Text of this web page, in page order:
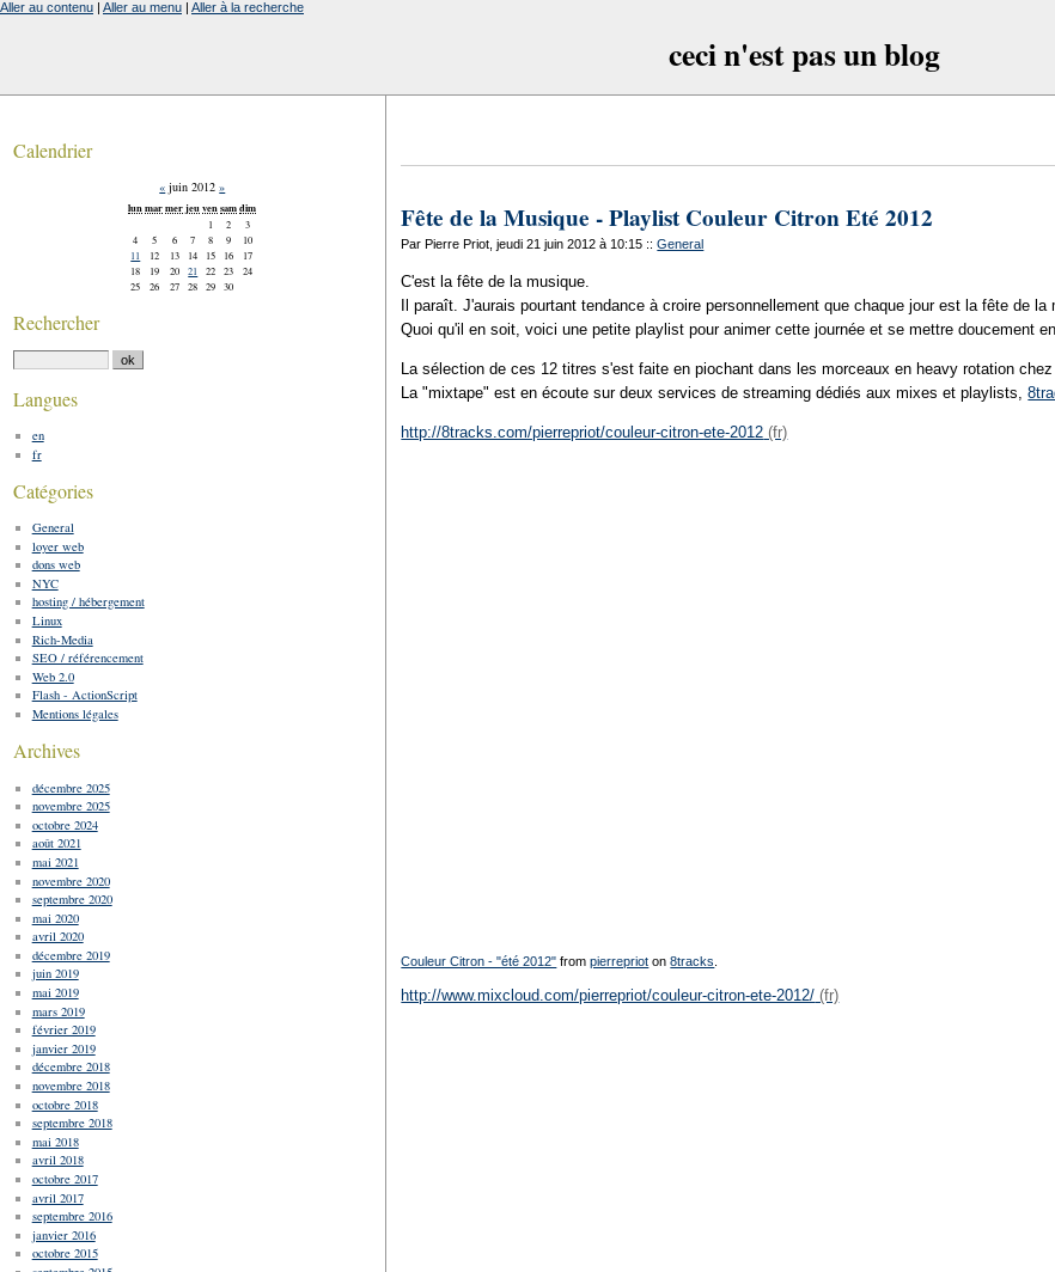
ceci n'est pas un blog
Aller au contenu | Aller au menu | Aller à la recherche
Fête de la Musique - Playlist Couleur Citron Eté 2012
Par Pierre Priot, jeudi 21 juin 2012 à 10:15 :: General
C'est la fête de la musique.
Il paraît. J'aurais pourtant tendance à croire personnellement que chaque jour est la fête de la
Quoi qu'il en soit, voici une petite playlist pour animer cette journée et se mettre doucement
La sélection de ces 12 titres s'est faite en piochant dans les morceaux en heavy rotation
La "mixtape" est en écoute sur deux services de streaming dédiés aux mixes et playlists,
http://8tracks.com/pierrepriot/couleur-citron-ete-2012
Couleur Citron - "été 2012" frompierrepriot on8tracks
http://www.mixcloud.com/pierrepriot/couleur-citron-ete-2012/
Calendrier
« juin 2012»
lunmarmerjeuvensamdim
1 2
3
4
5 6 7 8 9
10
11
12 13 14 15 16
17
18
19 20 21 22 23
24
25
26 27 28 29 30
Rechercher
Langues
en
fr
Catégories
General
loyer web
dons web
NYC
hosting / hébergement
Linux
Rich-Media
SEO / référencement
Web 2.0
Flash - ActionScript
Mentions légales
Archives
décembre 2025
novembre 2025
octobre 2024
août 2021
mai 2021
novembre 2020
septembre 2020
mai 2020
avril 2020
décembre 2019
juin 2019
mai 2019
mars 2019
février 2019
janvier 2019
décembre 2018
novembre 2018
octobre 2018
septembre 2018
mai 2018
avril 2018
octobre 2017
avril 2017
septembre 2016
janvier 2016
octobre 2015